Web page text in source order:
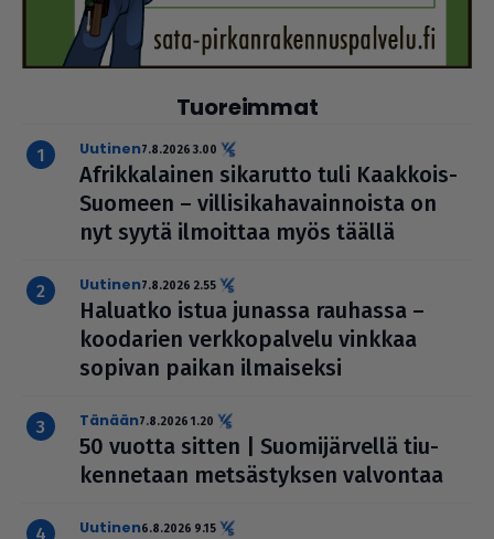
Tuoreimmat
uutinen7.8.2026 3.00
Afrik­ka­lai­nen sikarutto tuli Kaakkois-
Suomeen – vil­li­si­ka­ha­vain­noista on
nyt syytä ilmoittaa myös täällä
uutinen7.8.2026 2.55
Haluatko istua junassa rauhassa –
koodarien verk­ko­pal­velu vinkkaa
sopivan paikan ilmai­seksi
Tänään7.8.2026 1.20
50 vuotta sitten | Suo­mi­jär­vellä tiu­
ken­ne­taan met­säs­tyk­sen valvontaa
uutinen6.8.2026 9.15